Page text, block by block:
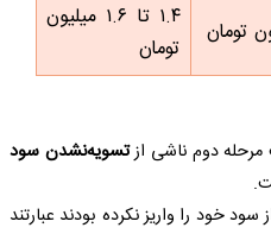
۱.۴ تا ۱.۶ میلیون
تومان
مرحله دوم ناشی ازتسویه‌نشدن سود
خود را واریز نکرده بودند عبارتند